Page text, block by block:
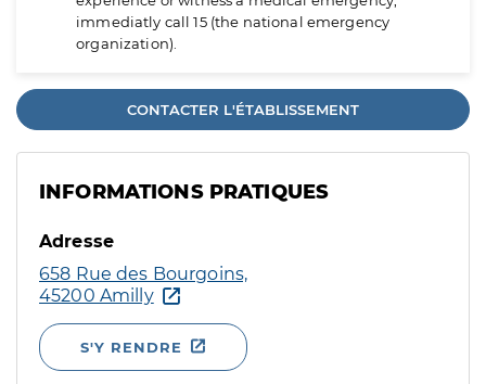
immediatly call 15 (the national emergency
organization).
CONTACTER L'ÉTABLISSEMENT
INFORMATIONS PRATIQUES
Adresse
658 Rue des Bourgoins,
45200 Amilly
S'Y RENDRE